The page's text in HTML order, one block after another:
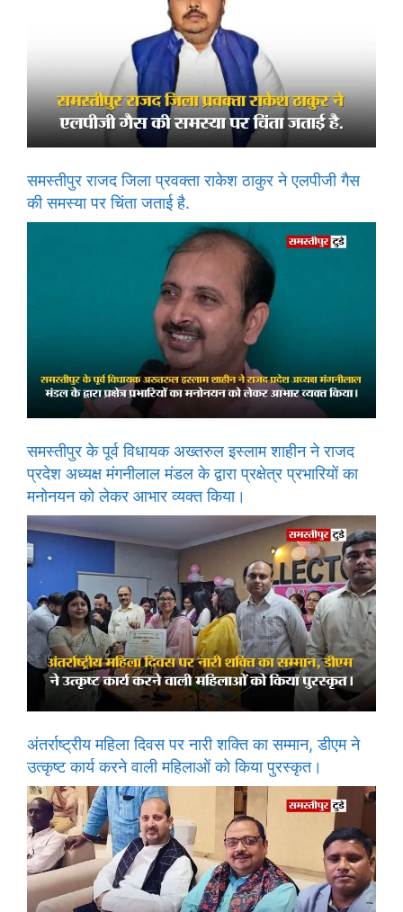
समस्तीपुर राजद जिला प्रवक्ता राकेश ठाकुर ने एलपीजी गैस
की समस्या पर चिंता जताई है.
समस्तीपुर के पूर्व विधायक अख्तरुल इस्लाम शाहीन ने राजद
प्रदेश अध्यक्ष मंगनीलाल मंडल के द्वारा प्रक्षेत्र प्रभारियों का
मनोनयन को लेकर आभार व्यक्त किया।
अंतर्राष्ट्रीय महिला दिवस पर नारी शक्ति का सम्मान, डीएम ने
उत्कृष्ट कार्य करने वाली महिलाओं को किया पुरस्कृत।